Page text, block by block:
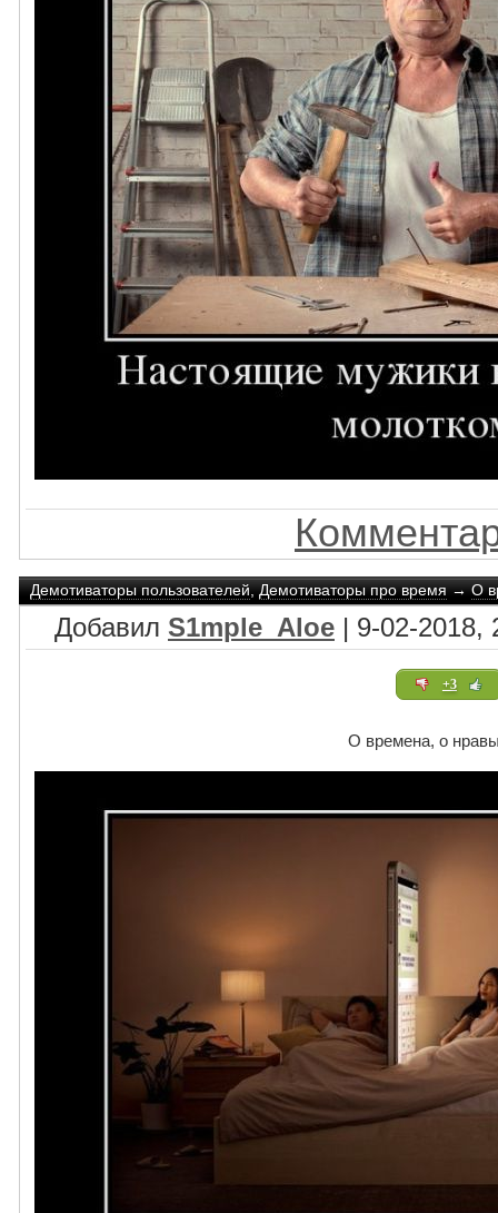
Демотиваторы пользователей,Демотиваторы про время→О
Добавил S1mple_Aloe | 9-02-2018,
+3
О времена, о